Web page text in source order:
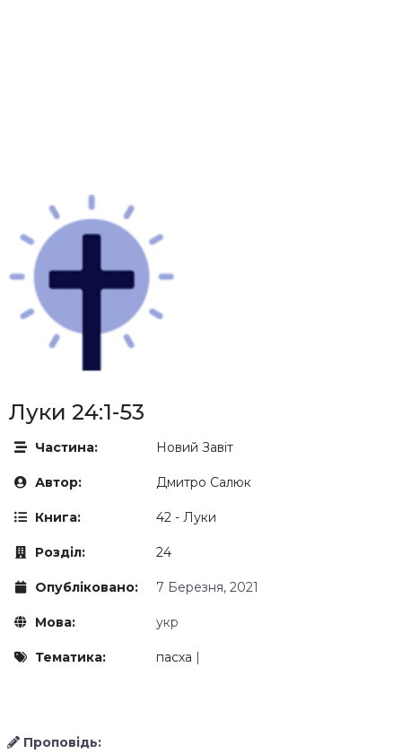
Луки 24:1-53
Частина: Новий Завіт
Автор: Дмитро Салюк
Книга: 42 - Луки
Розділ: 24
Опубліковано: 7 Березня, 2021
Мова: укр
Тематика: пасха |
Проповідь: